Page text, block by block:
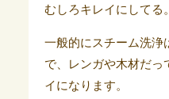
むしろキレイにしてる。
一般的にスチーム洗浄
で、レンガや木材だっ
イになります。